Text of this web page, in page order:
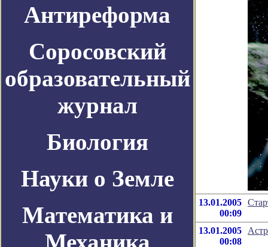
Антиреформа
Соросовский
образовательный
журнал
Биология
Науки о Земле
Математика и
13.01.2005
00:09
13.01.2005
00:08